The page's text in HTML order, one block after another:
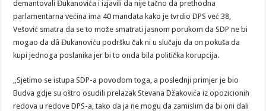
demantovali Đukanovića i izjavili da nije tačno da prethodna
parlamentarna većina ima 40 mandata kako je tvrdio DPS već 38,
Vešović smatra da se to može smatrati jasnom porukom da SDP ne bi
mogao da dâ Đukanoviću podršku čak ni u slučaju da on pokuša da
kupi jednoga poslanika jer bi to onda bila politička korupcija.
„Sjetimo se istupa SDP-a povodom toga, a poslednji primjer je bio
Budva gdje su oštro osudili prelazak Stevana Džakovića iz opozicionih
redova u redove DPS-a, tako da ja ne mogu da zamislim da bi oni dali